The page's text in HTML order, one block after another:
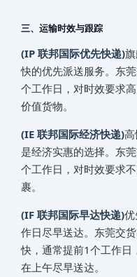
三、运输时效与跟踪
(IP 联邦国际优先快递)
快的优先派送服务。东
个工作日，对时效要求
价值货物。
(IE 联邦国际经济快递)高
是经济实惠的选择。东
个工作日，对时效要求
裹。
(IF 联邦国际早达快递)
作日尽早送达。东莞交
快，通常提前1个工作日
在上午尽早送达。